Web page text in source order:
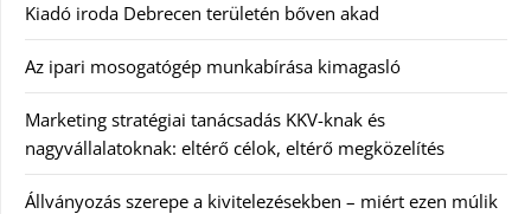
Kiadó iroda Debrecen területén bőven akad
Az ipari mosogatógép munkabírása kimagasló
Marketing stratégiai tanácsadás KKV-knak és
nagyvállalatoknak: eltérő célok, eltérő megközelítés
Állványozás szerepe a kivitelezésekben – miért ezen múlik